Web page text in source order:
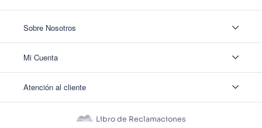
Sobre Nosotros
Nuestas tiendas
Mi Cuenta
Ver mis Pedidos
Recuperar Contraseña
Atención al cliente
Políticas de PrivacidadLibro de Reclamaciones